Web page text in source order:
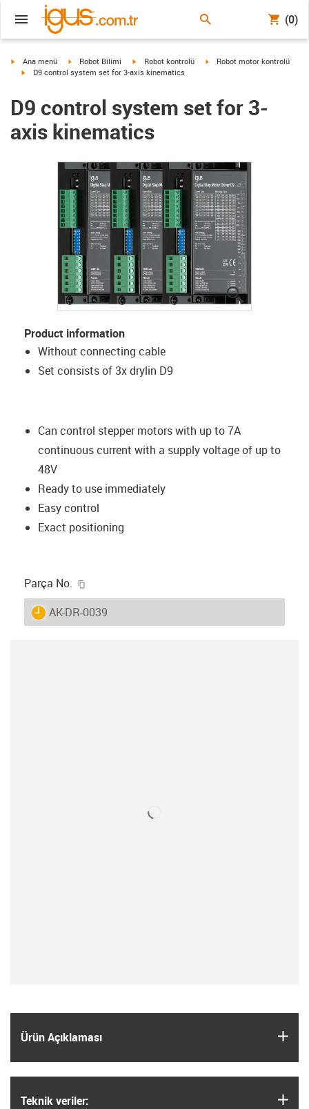
(0)
igus-icon-arrow-right
Ana menü igus-icon-arrow-right
Robot Bilimi igus-icon-arrow-right
Robot kontrolü igus-icon-arrow-right
Robot motor kontrolü
igus-icon-arrow-right
D9 control system set for 3-axis kinematics
D9 control system set for 3-
axis kinematics
igus-icon-
Product information
Without connecting cable
Set consists of 3x drylin D9
Can control stepper motors with up to 7A
continuous current with a supply voltage of up to
48V
Ready to use immediately
Easy control
Exact positioning
Parça No.
igus-icon-lieferzeit
AK-DR-0039
Ürün Açıklaması
Teknik veriler: